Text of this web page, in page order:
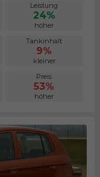
Leistung
24%
höher
Tankinhalt
9%
kleiner
Preis
53%
höher